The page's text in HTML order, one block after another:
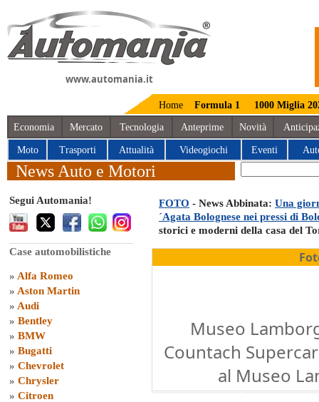
www.automania.it
Home Formula 1 1000 Miglia
Economia Mercato Tecnologia Anteprime Novità
Moto Trasporti Attualità Videogiochi Eventi
News Auto e Motori
Segui Automania!
Case automobilistiche
» Alfa Romeo
» Aston Martin
» Audi
» Bentley
» BMW
» Bugatti
» Chevrolet
» Chrysler
» Citroen
FOTO - News Abbinata: Una
´Agata Bolognese nei pressi di
storici e moderni della casa del
Museo
Countach
al Museo